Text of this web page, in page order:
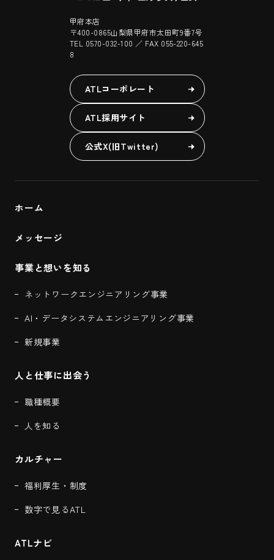
甲府本店
〒400-0865山梨県甲府市太田町9番7号
TEL 0570-032-100 ／ FAX 055-220-645
8
ATLコーポレート
ATL採用サイト
公式X(旧Twitter)
ホーム
メッセージ
事業と想いを知る
ネットワークエンジニアリング事業
AI・データシステムエンジニアリング事業
新規事業
人と仕事に出会う
職種概要
人を知る
カルチャー
福利厚生・制度
数字で見るATL
ATLナビ